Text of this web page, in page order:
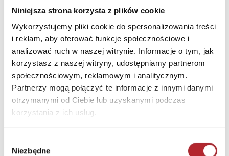
Niniejsza strona korzysta z plików cookie
Wykorzystujemy pliki cookie do spersonalizowania treści
i reklam, aby oferować funkcje społecznościowe i
analizować ruch w naszej witrynie. Informacje o tym, jak
korzystasz z naszej witryny, udostępniamy partnerom
społecznościowym, reklamowym i analitycznym.
Partnerzy mogą połączyć te informacje z innymi danymi
otrzymanymi od Ciebie lub uzyskanymi podczas
korzystania z ich usług.
zgody
Niezbędne
OGRANICZONĄ
Ulica
ul. Henryka Sienkiewicza 13
Kod pocztowy
44-190
Miasto
Knurów
E-mail
portal@portalgames.pl
INFORMACJE I OSTRZEŻENIA
UWAGA! GRA DLA GRACZY OD 14 ROKU ŻYCIA